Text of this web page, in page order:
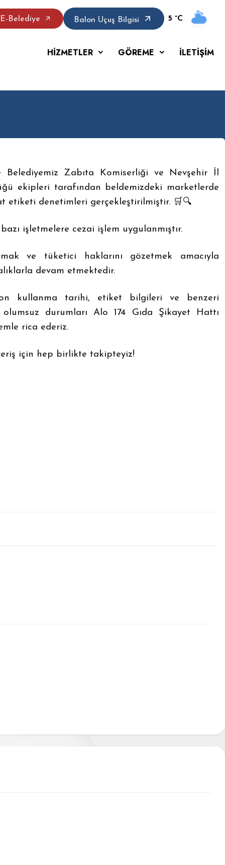
E-Belediye Balon Uçuş Bilgisi 5 °C
HİZMETLER GÖREME İLETİŞİM
Belediyemiz Zabıta Komiserliği ve Nevşehir İl
ekipleri tarafından beldemizdeki marketlerde
etiketi denetimleri gerçekleştirilmiştir. 🛒🔍
işletmelere cezai işlem uygulanmıştır.
ve tüketici haklarını gözetmek amacıyla
devam etmektedir.
kullanma tarihi, etiket bilgileri ve benzeri
olumsuz durumları Alo 174 Gıda Şikayet Hattı
rica ederiz.
için hep birlikte takipteyiz!